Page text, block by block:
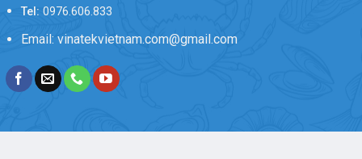
Tel: 0976.606.833
Email: vinatekvietnam.com@gmail.com